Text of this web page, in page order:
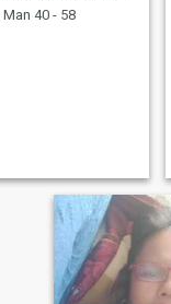
Man 40 - 58